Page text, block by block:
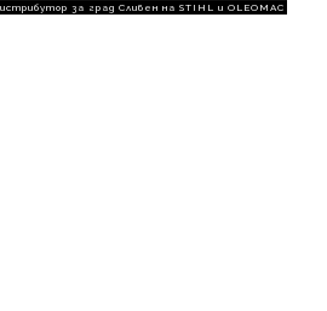
за град Сливен на STIHL и OLEOMAC